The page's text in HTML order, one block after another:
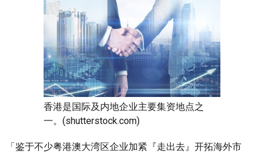
香港是国际及内地企业主要集资地点之
一。(shutterstock.com)
「鉴于不少粤港澳大湾区企业加紧『走出去』开拓海外市